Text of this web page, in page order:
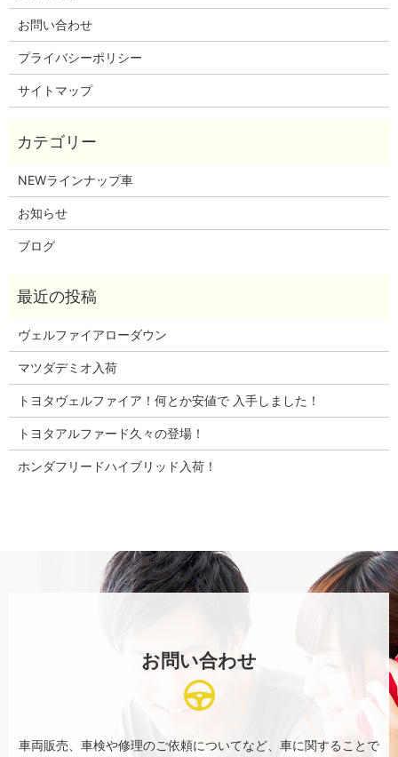
お問い合わせ
プライバシーポリシー
サイトマップ
NEWラインナップ車
お知らせ
ブログ
ヴェルファイアローダウン
マツダデミオ入荷
トヨタヴェルファイア！何とか安値で 入手しました！
トヨタアルファード久々の登場！
ホンダフリードハイブリッド入荷！
お問い合わせ
車両販売、車検や修理のご依頼についてなど、 車に関することで